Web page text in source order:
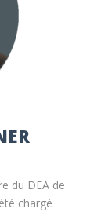
du DEA de
chargé